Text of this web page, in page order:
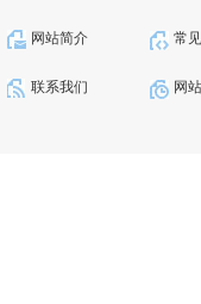
网站简介 常
联系我们 网